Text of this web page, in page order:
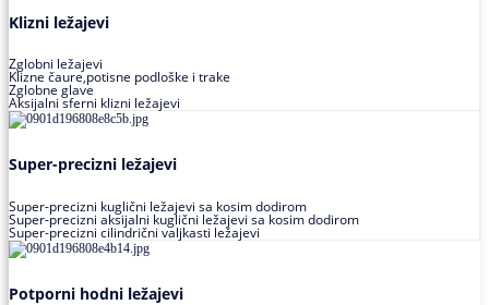
Klizni ležajevi
Zglobni ležajevi
Klizne čaure,potisne podloške i trake
Zglobne glave
Aksijalni sferni klizni ležajevi
Super-precizni ležajevi
Super-precizni kuglični ležajevi sa kosim dodirom
Super-precizni aksijalni kuglični ležajevi sa kosim dodirom
Super-precizni cilindrični valjkasti ležajevi
Potporni hodni ležajevi